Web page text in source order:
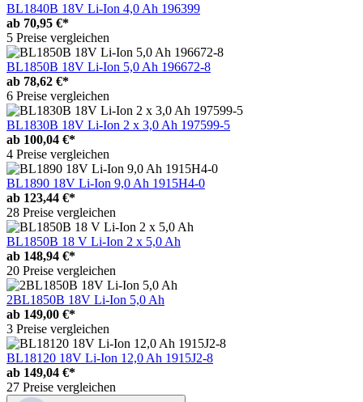
BL1840B 18V Li-Ion 4,0 Ah 196399
ab 70,95 €*
5 Preise vergleichen
BL1850B 18V Li-Ion 5,0 Ah 196672-8
ab 78,62 €*
6 Preise vergleichen
BL1830B 18V Li-Ion 2 x 3,0 Ah 197599-5
ab 100,04 €*
4 Preise vergleichen
BL1890 18V Li-Ion 9,0 Ah 1915H4-0
ab 123,44 €*
28 Preise vergleichen
BL1850B 18 V Li-Ion 2 x 5,0 Ah
ab 148,94 €*
20 Preise vergleichen
2BL1850B 18V Li-Ion 5,0 Ah
ab 149,00 €*
3 Preise vergleichen
BL18120 18V Li-Ion 12,0 Ah 1915J2-8
ab 149,04 €*
27 Preise vergleichen